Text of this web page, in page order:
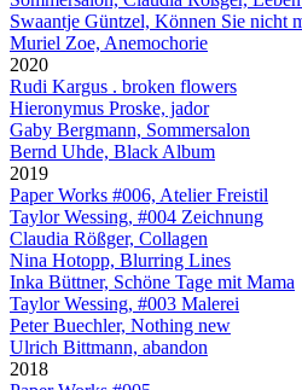
Swaantje Güntzel, Können Sie nicht
Muriel Zoe, Anemochorie
2020
Rudi Kargus . broken flowers
Hieronymus Proske, jador
Gaby Bergmann, Sommersalon
Bernd Uhde, Black Album
2019
Paper Works #006, Atelier Freistil
Taylor Wessing, #004 Zeichnung
Claudia Rößger, Collagen
Nina Hotopp, Blurring Lines
Inka Büttner, Schöne Tage mit Mama
Taylor Wessing, #003 Malerei
Peter Buechler, Nothing new
Ulrich Bittmann, abandon
2018